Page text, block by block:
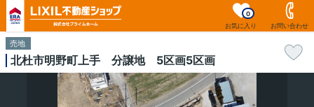
お気に入り
0
お問い合わせ
売地
北杜市明野町上手 分譲地 5区画5区画